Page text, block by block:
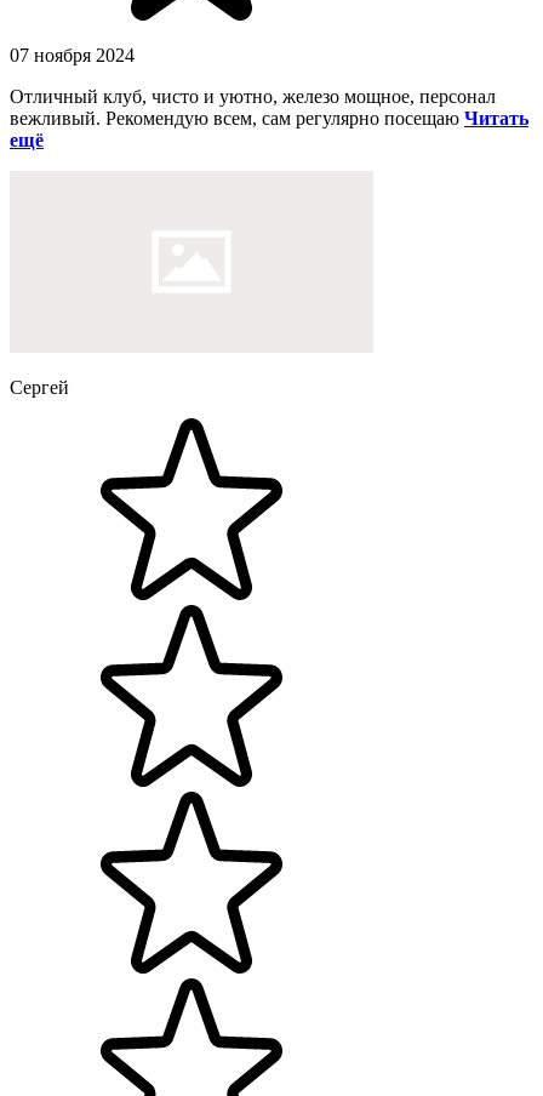
07 ноября 2024
Отличный клуб, чисто и уютно, железо мощное, персонал
вежливый. Рекомендую всем, сам регулярно посещаю Читать
ещё
Сергей